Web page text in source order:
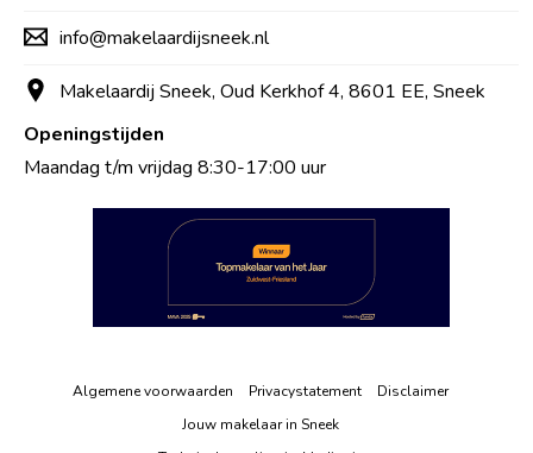
info@makelaardijsneek.nl
Makelaardij Sneek, Oud Kerkhof 4, 8601 EE, Sneek
Openingstijden
Maandag t/m vrijdag 8:30-17:00 uur
Algemene voorwaarden Privacystatement
Disclaimer
Jouw makelaar in Sneek